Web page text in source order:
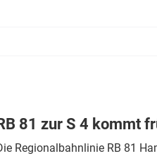
81 zur S 4 kommt
Regionalbahnlinie RB 81